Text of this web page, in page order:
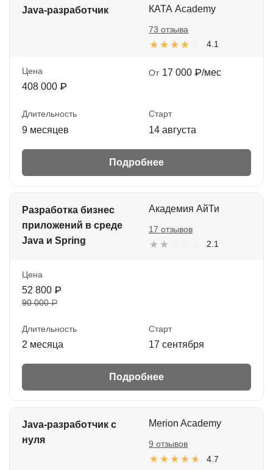
Java-разработчик КАТА Academy
4.1
73 отзыва
Цена
408 000 ₽
От 17 000 ₽/мес
Длительность
9 месяцев
Старт
14 августа
Подробнее
Разработка бизнес
приложений в среде
Java и Spring
Академия АйТи
2.1
17 отзывов
Цена
52 800 ₽
90 000 ₽
Длительность
2 месяца
Старт
17 сентября
Подробнее
Java-разработчик с
нуля
Merion Academy
4.7
9 отзывов